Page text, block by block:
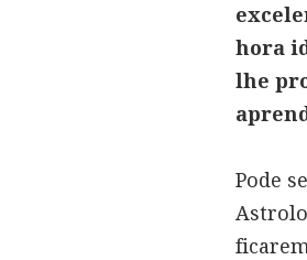
hora
lhe
Pode